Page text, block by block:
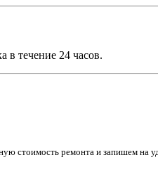
в течение 24 часов.
стоимость ремонта и запишем на